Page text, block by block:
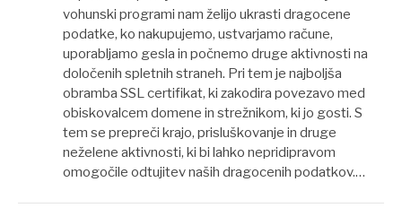
vohunski programi nam želijo ukrasti dragocene
podatke, ko nakupujemo, ustvarjamo račune,
uporabljamo gesla in počnemo druge aktivnosti na
določenih spletnih straneh. Pri tem je najboljša
obramba SSL certifikat, ki zakodira povezavo med
obiskovalcem domene in strežnikom, ki jo gosti. S
tem se prepreči krajo, prisluškovanje in druge
neželene aktivnosti, ki bi lahko nepridipravom
omogočile odtujitev naših dragocenih podatkov.…